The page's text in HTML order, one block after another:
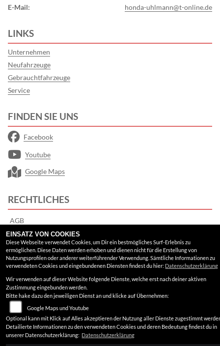
E-Mail:
honda-uhlmann@t-online.de
LINKS
Unternehmen
Neufahrzeuge
Gebrauchtfahrzeuge
Service
FINDEN SIE UNS
Facebook
Youtube
Google Maps
RECHTLICHES
AGB
Impressum
Datenschutz
Disclaimer
Barrierefreiheit
EINSATZ VON COOKIES
Diese Webseite verwendet Cookies, um Dir ein bestmögliches Surf-Erlebnis zu
ermöglichen. Diese Daten werden erhoben und dienen nicht für die Erstellung von
Nutzungsprofilen oder anderer weiterführender Verwendung. Sämtliche Informationen zu
verwendeten Cookies und eingebundenen Diensten findest du hier: Datenschutzerklärung
Wir verwenden auf dieser Website folgende Dienste, welche erst nach deiner aktiven
Zustimmung eingebunden werden.
Bitte hake dazu den jeweiligen Dienst an und klicke auf Übernehmen:
Google Maps und Youtube
Optional kann mit Klick auf Alles akzeptieren der Nutzung aller Dienste zugestimmt
Detailierte Informationen zu den verwendeten Cookies und deren Bedeutung findest du in
unserer Datenschutzerklärung: Datenschutzerklärung